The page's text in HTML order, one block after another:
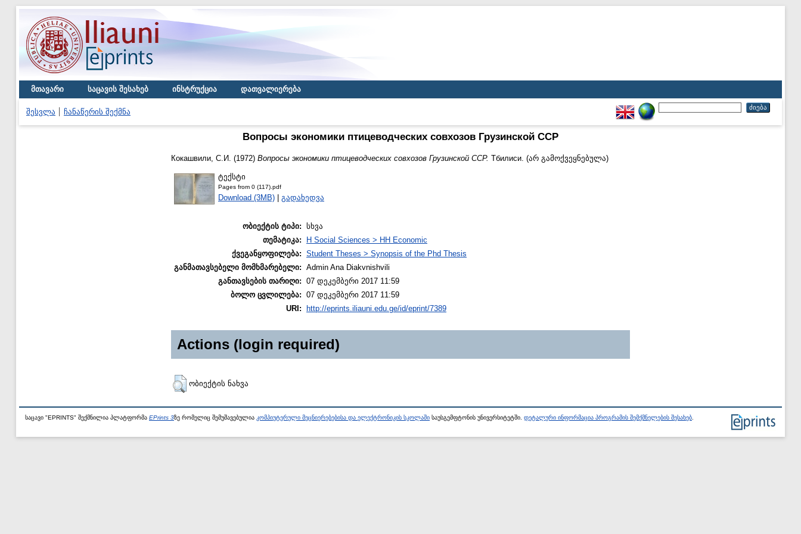
მთავარი საცავის შესახებ ინსტრუქცია დათვალიერება
შესვლა ჩანაწერის შექმნა
Вопросы экономики птицеводческих совхозов Грузинской ССР
Кокашвили, С.И. (1972) Вопросы экономики птицеводческих совхозов Грузинской ССР. Тбилиси. (არ გამოქვეყნებულა)
ტექსტი
Pages from 0 (117).pdf
Download (3MB) | გადახედვა
ობიექტის ტიპი: სხვა
თემატიკა:
H Social Sciences > HH Economic
ქვეგანყოფილება: Student Theses > Synopsis of the Phd Thesis
განმათავსებელი მომხმარებელი: Admin Ana Diakvnishvili
განთავსების თარიღი: 07 დეკემბერი 2017 11:59
ბოლო ცვლილება: 07 დეკემბერი 2017 11:59
URI:
http://eprints.iliauni.edu.ge/id/eprint/7389
Actions (login required)
ობიექტის ნახვა
საცავი "EPRINTS" შექმნილია პლატფორმა EPrints 3ზე რომელიც შემუშავებულია კომპიუტერული მეცნიერებებისა და ელექტრონიკის სკოლაში საუსგემფტონის უნივერსიტეტში. დეტალური ინფორმაცია პროგრამის შემქმნელების შესახებ.